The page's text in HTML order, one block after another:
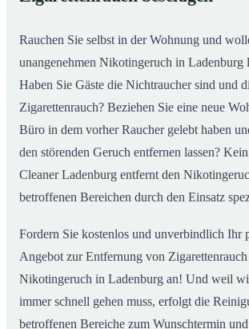
Rauchen Sie selbst in der Wohnung und
unangenehmen Nikotingeruch in Ladenburg
Haben Sie Gäste die Nichtraucher sind und
Zigarettenrauch? Beziehen Sie eine neue
Büro in dem vorher Raucher gelebt haben
den störenden Geruch entfernen lassen?
Cleaner Ladenburg entfernt den
betroffenen Bereichen durch den Einsatz
Fordern Sie kostenlos und unverbindlich Ihr
Angebot zur Entfernung von
Nikotingeruch in Ladenburg an! Und weil
immer schnell gehen muss, erfolgt die
betroffenen Bereiche zum Wunschtermin